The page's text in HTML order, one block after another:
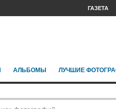
ГАЗЕТА
АЛЬБОМЫ ЛУЧШИЕ